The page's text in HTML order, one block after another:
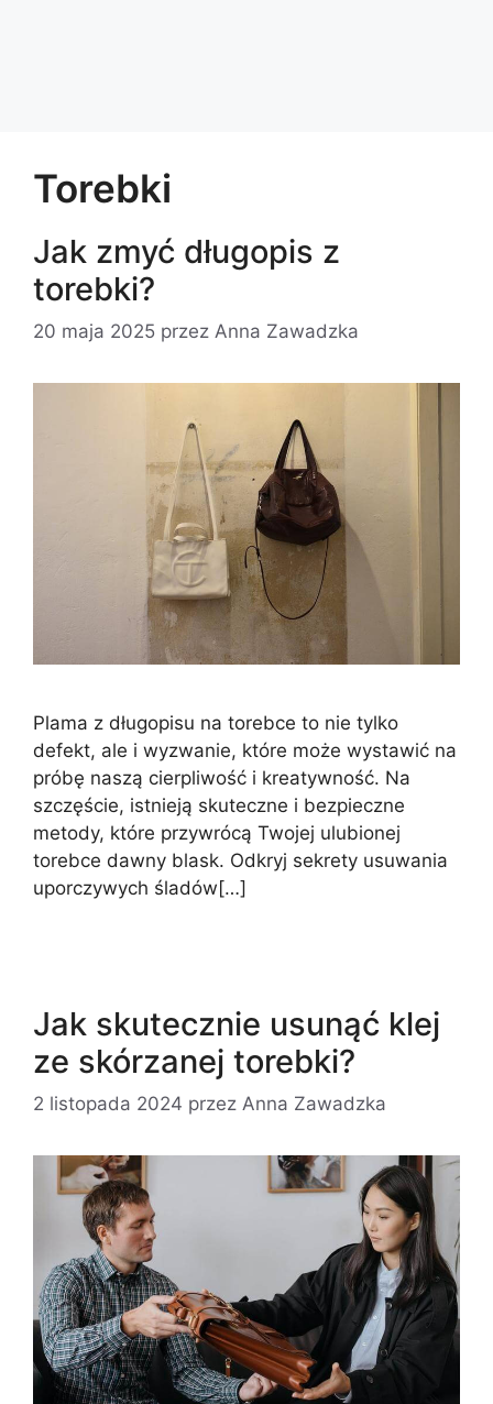
Torebki
Jak zmyć długopis z
torebki?
20 maja 2025 przez Anna Zawadzka
Plama z długopisu na torebce to nie tylko
defekt, ale i wyzwanie, które może wystawić na
próbę naszą cierpliwość i kreatywność. Na
szczęście, istnieją skuteczne i bezpieczne
metody, które przywrócą Twojej ulubionej
torebce dawny blask. Odkryj sekrety usuwania
uporczywych śladów[…]
Jak skutecznie usunąć klej
ze skórzanej torebki?
2 listopada 2024 przez Anna Zawadzka